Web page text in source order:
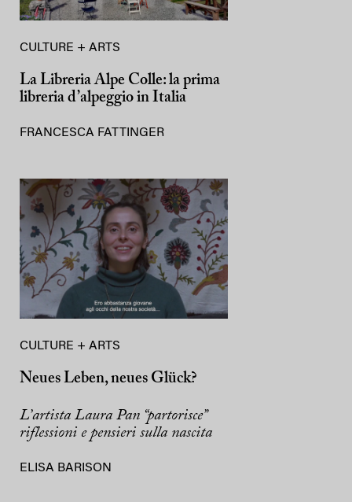
CULTURE + ARTS
La Libreria Alpe Colle: la prima
libreria d’alpeggio in Italia
FRANCESCA FATTINGER
CULTURE + ARTS
Neues Leben, neues Glück?
L’artista Laura Pan “partorisce”
riflessioni e pensieri sulla nascita
ELISA BARISON